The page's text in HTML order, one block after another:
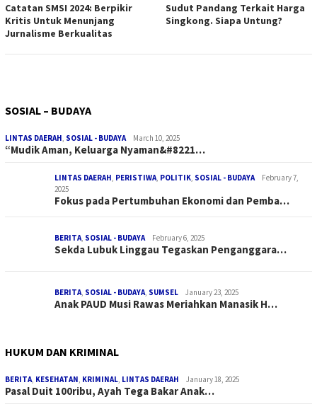
Catatan SMSI 2024: Berpikir
Kritis Untuk Menunjang
Jurnalisme Berkualitas
Sudut Pandang Terkait Harga
Singkong. Siapa Untung?
SOSIAL – BUDAYA
LINTAS DAERAH, SOSIAL - BUDAYA March 10, 2025
“Mudik Aman, Keluarga Nyaman&#8221…
LINTAS DAERAH, PERISTIWA, POLITIK, SOSIAL - BUDAYA
February 7,
2025
Fokus pada Pertumbuhan Ekonomi dan Pemba…
BERITA, SOSIAL - BUDAYA February 6, 2025
Sekda Lubuk Linggau Tegaskan Penganggara…
BERITA, SOSIAL - BUDAYA, SUMSEL January 23, 2025
Anak PAUD Musi Rawas Meriahkan Manasik H…
HUKUM DAN KRIMINAL
BERITA, KESEHATAN, KRIMINAL, LINTAS DAERAH January 18, 2025
Pasal Duit 100ribu, Ayah Tega Bakar Anak…